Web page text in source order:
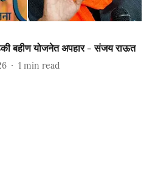
बहीण योजनेत अपहार - संजय राऊत
1 min read